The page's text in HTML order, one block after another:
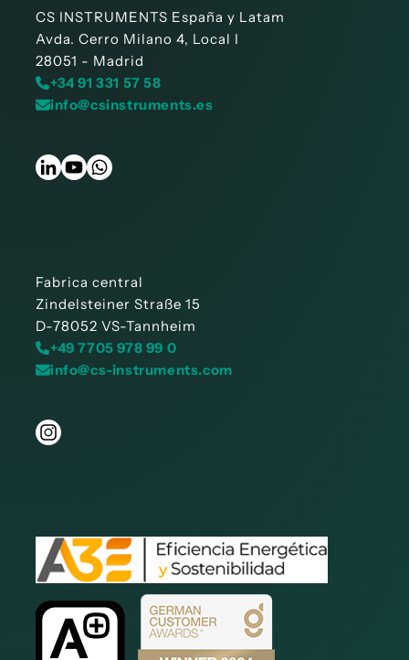
CS INSTRUMENTS España y Latam
Avda. Cerro Milano 4, Local I
28051 - Madrid
+34 91 331 57 58
info@csinstruments.es
Fabrica central
Zindelsteiner Straße 15
D-78052 VS-Tannheim
+49 7705 978 99 0
info@cs-instruments.com